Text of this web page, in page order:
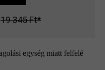
19 345 Ft*
egység miatt felfelé